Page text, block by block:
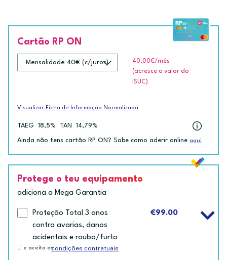
Cartão RP ON
40,00€/mês
(acresce o valor do
ISUC)
Visualizar Ficha de Informação Normalizada
TAEG 18,5% TAN 14,79%
Ainda não tens cartão RP ON? Sabe como aderir online aqui
Protege o teu equipamento
adiciona a Mega Garantia
Proteção Total 3 anos
contra avarias, danos
acidentais e roubo/furto
€99.00
Li e aceito ascondições contratuais